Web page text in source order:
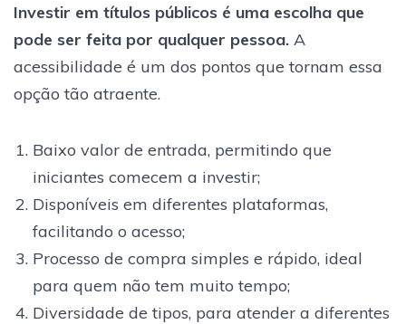
Investir em títulos públicos é uma escolha que
pode ser feita por qualquer pessoa. A
acessibilidade é um dos pontos que tornam essa
opção tão atraente.
Baixo valor de entrada, permitindo que
iniciantes comecem a investir;
Disponíveis em diferentes plataformas,
facilitando o acesso;
Processo de compra simples e rápido, ideal
para quem não tem muito tempo;
Diversidade de tipos, para atender a diferentes